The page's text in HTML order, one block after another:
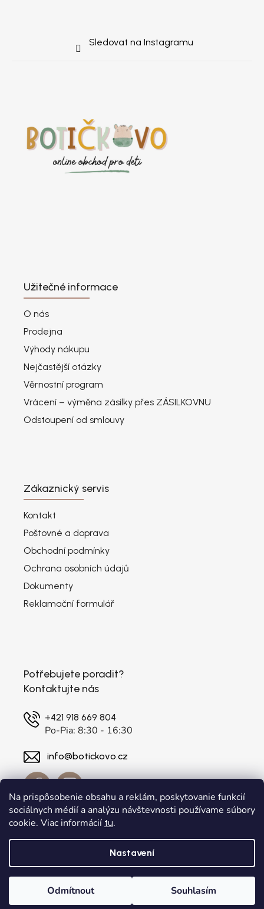
Na prispôsobenie obsahu a reklám, poskytovanie funkcií
sociálnych médií a analýzu návštevnosti používame súbory
cookie. Viac informácií tu.
Nastavení
Odmítnout Souhlasím
Sledovat na Instagramu
Užitečné informace
O nás
Prodejna
Výhody nákupu
Nejčastější otázky
Věrnostní program
Vrácení – výměna zásilky přes ZÁSILKOVNU
Odstoupení od smlouvy
Zákaznický servis
Kontakt
Poštovné a doprava
Obchodní podmínky
Ochrana osobních údajů
Dokumenty
Reklamační formulář
Potřebujete poradit?
Kontaktujte nás
+421 918 669 804
Po-Pia: 8:30 - 16:30
info@botickovo.cz
Vytvořil Shoptet a Adatelier
Copyright 2026botickovo.cz . Všechna práva vyhrazena.
Upravit nastavení cookies